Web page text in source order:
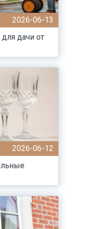
2026-06-13
дачи от
2026-06-12